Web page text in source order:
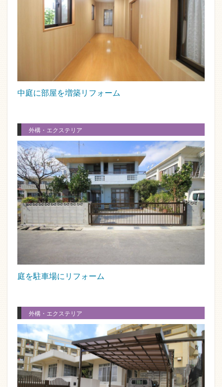
中庭に部屋を増築リフォーム
外構・エクステリア
庭を駐車場にリフォーム
外構・エクステリア